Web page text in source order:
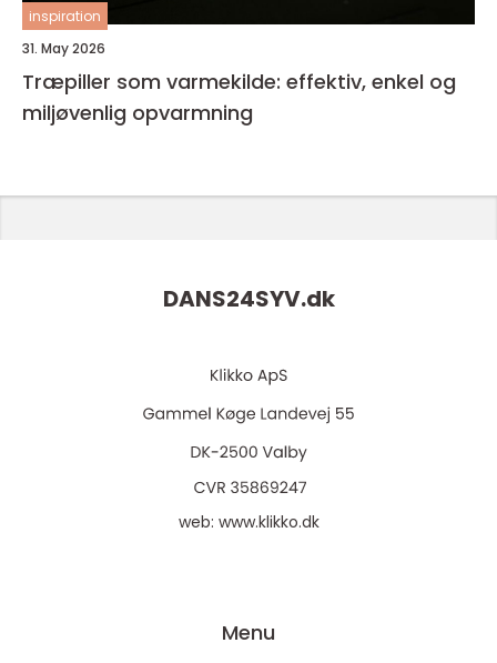
inspiration
31. May 2026
Træpiller som varmekilde: effektiv, enkel og
miljøvenlig opvarmning
DANS24SYV.dk
web: www.klikko.dk
Menu